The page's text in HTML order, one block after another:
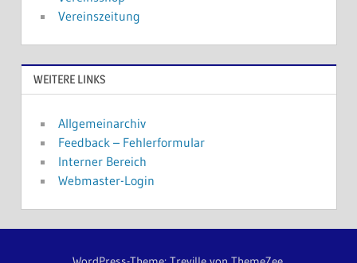
Vereinszeitung
WEITERE LINKS
Allgemeinarchiv
Feedback – Fehlerformular
Interner Bereich
Webmaster-Login